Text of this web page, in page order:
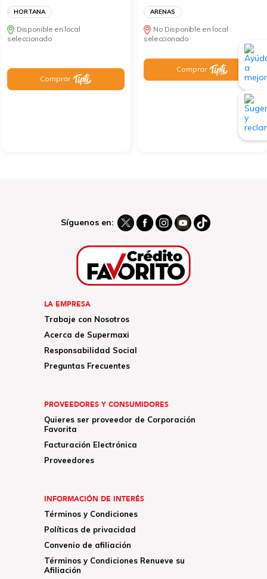
HORTANA
Disponible en local
seleccionado
Comprar
ARENAS
No Disponible en local
seleccionado
Comprar
Síguenos en:
LA EMPRESA
Trabaje con Nosotros
Acerca de Supermaxi
Responsabilidad Social
Preguntas Frecuentes
PROVEEDORES Y CONSUMIDORES
Quieres ser proveedor de Corporación
Favorita
Facturación Electrónica
Proveedores
INFORMACIÓN DE INTERÉS
Términos y Condiciones
Políticas de privacidad
Convenio de afiliación
Términos y Condiciones Renueve su
Afiliación